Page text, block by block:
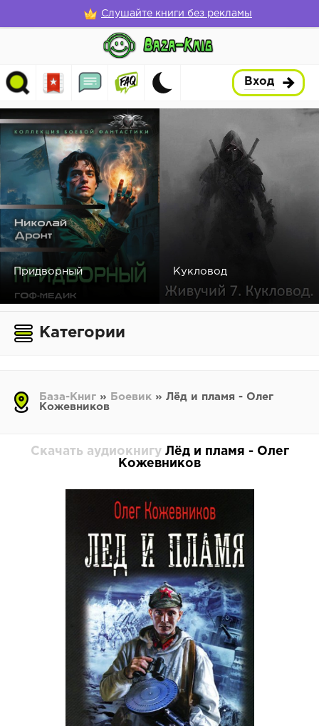
Слушайте книги без рекламы
Вход
Придворный Кукловод
Категории
База-Книг » Боевик » Лёд и пламя - Олег
Кожевников
Скачать аудиокнигу Лёд и пламя - Олег
Кожевников